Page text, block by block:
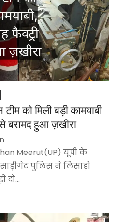
को मिली बड़ी कामयाबी
बरामद हुआ ज़खीरा
Meerut(UP) यूपी के
पुलिस ने लिसाड़ी
दो…